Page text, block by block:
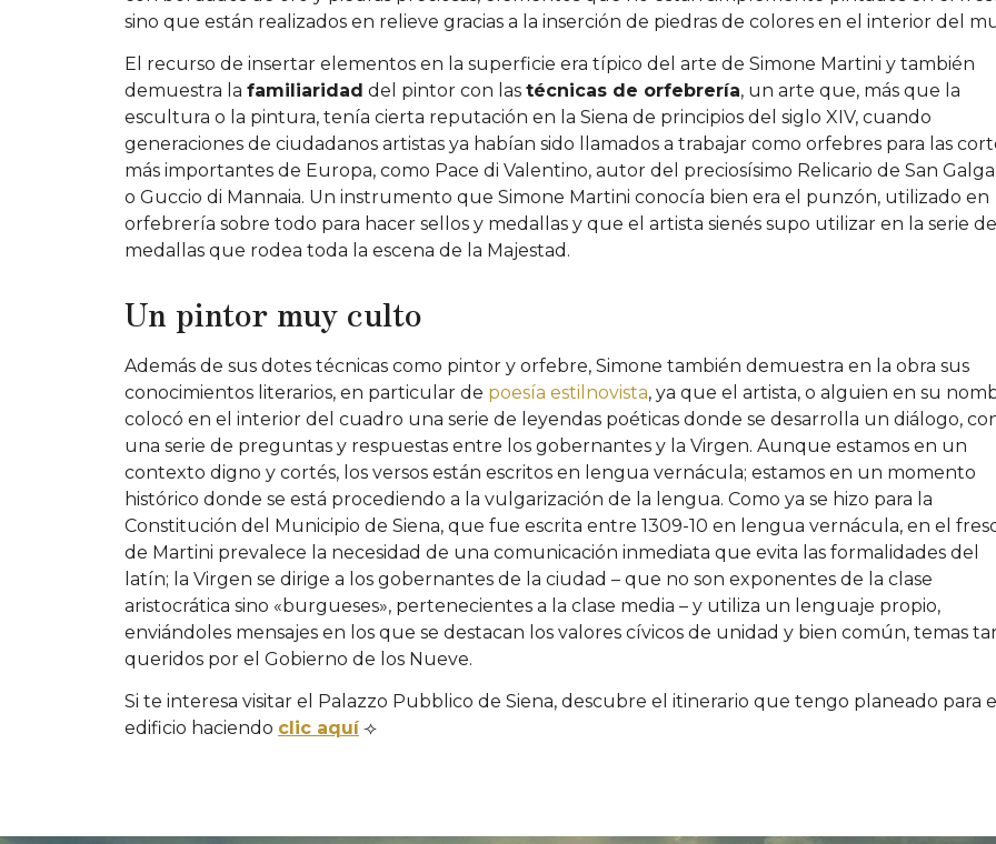
sino que están realizados en relieve gracias a la inserción de piedras de colores en el interior del
El recurso de insertar elementos en la superficie era típico del arte de Simone Martini y también
demuestra la familiaridad del pintor con las técnicas de orfebrería, un arte que, más que la
escultura o la pintura, tenía cierta reputación en la Siena de principios del siglo XIV, cuando
generaciones de ciudadanos artistas ya habían sido llamados a trabajar como orfebres para las
más importantes de Europa, como Pace di Valentino, autor del preciosísimo Relicario de San
o Guccio di Mannaia. Un instrumento que Simone Martini conocía bien era el punzón, utilizado en
orfebrería sobre todo para hacer sellos y medallas y que el artista sienés supo utilizar en la serie de
medallas que rodea toda la escena de la Majestad.
Un pintor muy culto
Además de sus dotes técnicas como pintor y orfebre, Simone también demuestra en la obra sus
conocimientos literarios, en particular de poesía estilnovista, ya que el artista, o alguien en su
colocó en el interior del cuadro una serie de leyendas poéticas donde se desarrolla un diálogo,
una serie de preguntas y respuestas entre los gobernantes y la Virgen. Aunque estamos en un
contexto digno y cortés, los versos están escritos en lengua vernácula; estamos en un momento
histórico donde se está procediendo a la vulgarización de la lengua. Como ya se hizo para la
Constitución del Municipio de Siena, que fue escrita entre 1309-10 en lengua vernácula, en el
de Martini prevalece la necesidad de una comunicación inmediata que evita las formalidades del
latín; la Virgen se dirige a los gobernantes de la ciudad – que no son exponentes de la clase
aristocrática sino «burgueses», pertenecientes a la clase media – y utiliza un lenguaje propio,
enviándoles mensajes en los que se destacan los valores cívicos de unidad y bien común, temas
queridos por el Gobierno de los Nueve.
Si te interesa visitar el Palazzo Pubblico de Siena, descubre el itinerario que tengo planeado para
edificio haciendo clic aquí⟢